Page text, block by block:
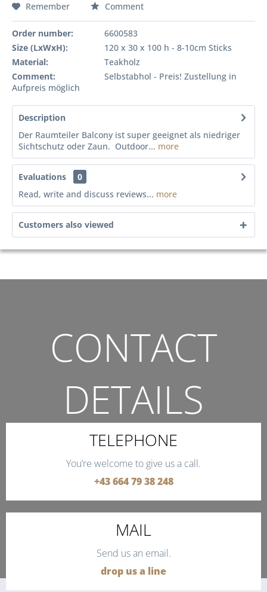
Remember Comment
Order number:
6600583
Size (LxWxH):
120 x 30 x 100 h - 8-10cm Sticks
Material:
Teakholz
Comment:
Selbstabhol - Preis! Zustellung in
Aufpreis möglich
Description
Der Raumteiler Balcony ist super geeignet als niedriger
Sichtschutz oder Zaun. Outdoor... more
Evaluations
0
Read, write and discuss reviews... more
Customers also viewed
CONTACT
DETAILS
THE QUICKEST WAY TO CONTACT US.
TELEPHONE
You’re welcome to give us a call.
+43 664 79 38 248
MAIL
Send us an email.
drop us a line